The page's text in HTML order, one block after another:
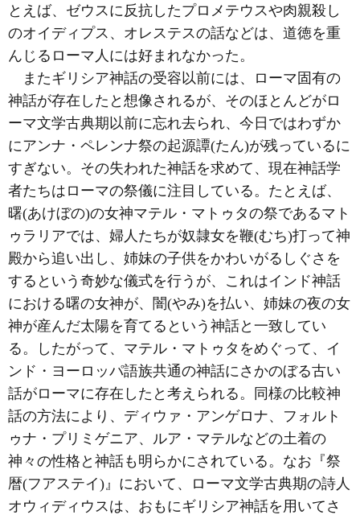
とえば、ゼウスに反抗したプロメテウスや肉親殺し
のオイディプス、オレステスの話などは、道徳を重
んじるローマ人には好まれなかった。
またギリシア神話の受容以前には、ローマ固有の
神話が存在したと想像されるが、そのほとんどがロ
ーマ文学古典期以前に忘れ去られ、今日ではわずか
にアンナ・ペレンナ祭の起源譚(たん)が残っているに
すぎない。その失われた神話を求めて、現在神話学
者たちはローマの祭儀に注目している。たとえば、
曙(あけぼの)の女神マテル・マトゥタの祭であるマト
ゥラリアでは、婦人たちが奴隷女を鞭(むち)打って神
殿から追い出し、姉妹の子供をかわいがるしぐさを
するという奇妙な儀式を行うが、これはインド神話
における曙の女神が、闇(やみ)を払い、姉妹の夜の女
神が産んだ太陽を育てるという神話と一致してい
る。したがって、マテル・マトゥタをめぐって、イ
ンド・ヨーロッパ語族共通の神話にさかのぼる古い
話がローマに存在したと考えられる。同様の比較神
話の方法により、ディウァ・アンゲロナ、フォルト
ゥナ・プリミゲニア、ルア・マテルなどの土着の
神々の性格と神話も明らかにされている。なお『祭
暦(フアステイ)』において、ローマ文学古典期の詩人
オウィディウスは、おもにギリシア神話を用いてさ